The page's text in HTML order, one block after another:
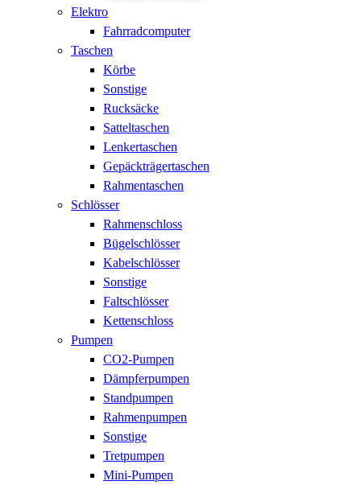
Elektro
Fahrradcomputer
Taschen
Körbe
Sonstige
Rucksäcke
Satteltaschen
Lenkertaschen
Gepäckträgertaschen
Rahmentaschen
Schlösser
Rahmenschloss
Bügelschlösser
Kabelschlösser
Sonstige
Faltschlösser
Kettenschloss
Pumpen
CO2-Pumpen
Dämpferpumpen
Standpumpen
Rahmenpumpen
Sonstige
Tretpumpen
Mini-Pumpen